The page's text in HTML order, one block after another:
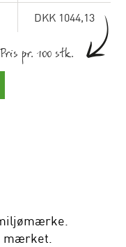
DKK 1044,13
Pris pr. 100 stk.
mærket.